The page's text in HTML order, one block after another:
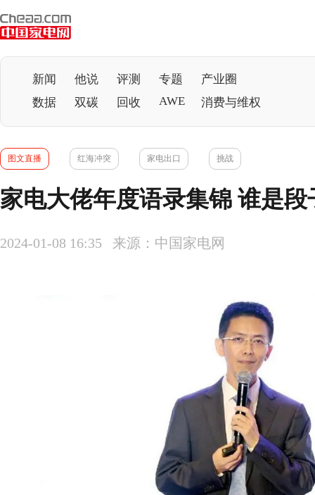
新闻 他说 评测 专题
产业圈
数据
双碳 回收 AWE 消费与维权
图文直播 红海冲突 家电出口 挑战
家电大佬年度语录集锦 谁是段
2024-01-08 16:35 来源：中国家电网